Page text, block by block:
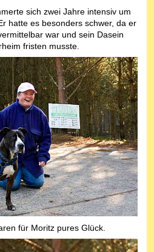
sich zwei Jahre intensiv um
hatte es besonders schwer, da er
war und sein Dasein
fristen musste.
für Moritz pures Glück.